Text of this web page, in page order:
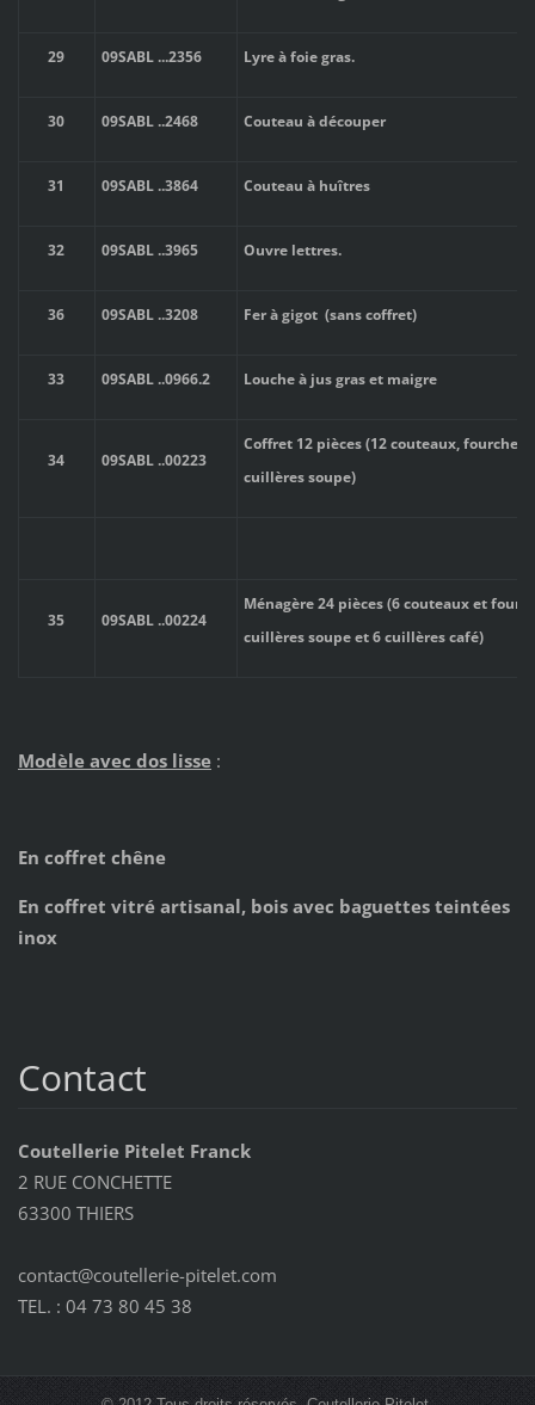
29 09SABL...2356 Lyre à foie gras.
30 09SABL..2468 Couteau à découper
31 09SABL..3864 Couteau à huîtres
32 09SABL..3965 Ouvre lettres.
36 09SABL..3208 Fer à gigot (sans coffret)
33 09SABL..0966.2 Louche à jus gras et maigre
34 09SABL..00223
Coffret 12 pièces (12 couteaux,
cuillères soupe)
35 09SABL..00224
Ménagère 24 pièces (6 couteaux et
cuillères soupe et 6 cuillères café)
Modèle avec dos lisse:
En coffret chêne
En coffret vitré artisanal, bois avec baguettes teintées
inox
Contact
Coutellerie Pitelet Franck
2 RUE CONCHETTE
63300 THIERS
contact@coutellerie-pitelet.com
TEL. : 04 73 80 45 38